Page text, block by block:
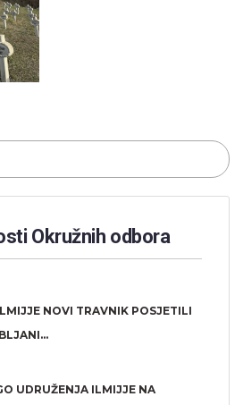
Okružnih odbora​
NOVI TRAVNIK POSJETILI
UDRUŽENJA ILMIJJE NA